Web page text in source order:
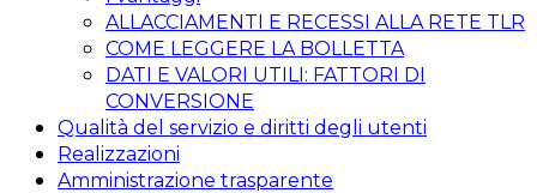
ALLACCIAMENTI E RECESSI ALLA RETE TLR
COME LEGGERE LA BOLLETTA
DATI E VALORI UTILI: FATTORI DI
CONVERSIONE
Qualità del servizio e diritti degli utenti
Realizzazioni
Amministrazione trasparente